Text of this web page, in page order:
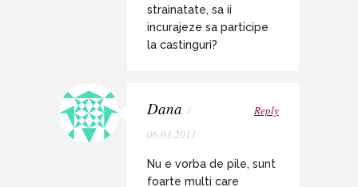
strainatate, sa ii
incurajeze sa participe
la castinguri?
Dana /
06.03.2011
Reply
Nu e vorba de pile, sunt
foarte multi care